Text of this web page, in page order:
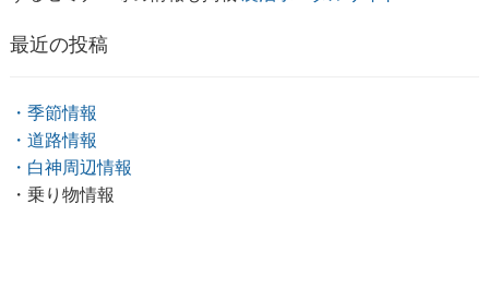
最近の投稿
・季節情報
・道路情報
・白神周辺情報
・乗り物情報